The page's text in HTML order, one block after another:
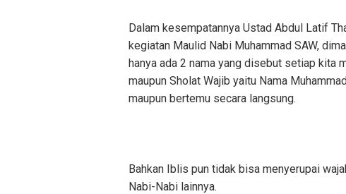
Dalam kesempatannya Ustad Abdul Latif
kegiatan Maulid Nabi Muhammad SAW,
hanya ada 2 nama yang disebut setiap kita
maupun Sholat Wajib yaitu Nama
maupun bertemu secara langsung.
Bahkan Iblis pun tidak bisa menyerupai
Nabi-Nabi lainnya.